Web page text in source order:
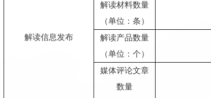
解读信息发布
解读材料数量
（单位：条）
解读产品数量
（单位：个）
媒体评论文章
数量